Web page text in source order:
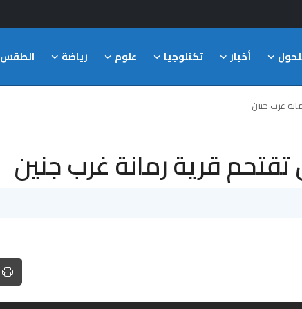
أخبار تكنلوجيا علوم رياضة الطقس
غرب جنين
تقتحم قرية رمانة غرب جنين